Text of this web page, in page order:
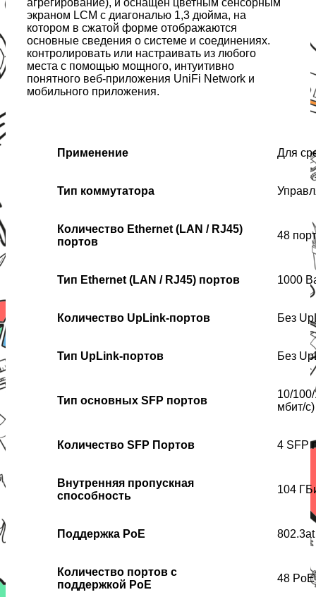
агрегирование), и оснащен цветным сенсорным
экраном LCM с диагональю 1,3 дюйма, на
котором в сжатой форме отображаются
основные сведения о системе и соединениях.
контролировать или настраивать из любого
места с помощью мощного, интуитивно
понятного веб-приложения UniFi Network и
мобильного приложения.
Применение Для
Тип коммутатора
Количество Ethernet (LAN / RJ45)
портов
48
Тип Ethernet (LAN / RJ45) портов 1000
Количество UpLink-портов Без
Тип UpLink-портов Без
Тип основных SFP портов
10/
мбит/
Количество SFP Портов 4 SFP
Внутренняя пропускная
способность
104
Поддержка PoE
Количество портов с
поддержкой PoE
48